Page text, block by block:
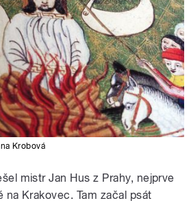
Krobová
mistr Jan Hus z Prahy, nejprve
na Krakovec. Tam začal psát